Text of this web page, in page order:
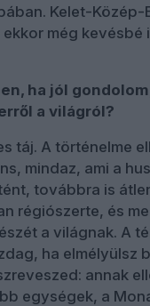
Kelet-Közép-
még kevésbé
ha jól
a világról?
táj. A történelme
mindaz, ami a
továbbra is
régiószerte, és
a világnak. A
ha elmélyülsz
annak
egységek, a